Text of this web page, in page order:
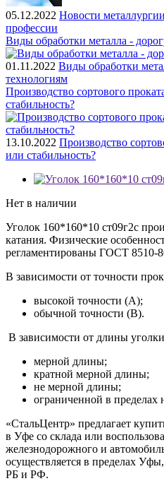
05.12.2022 Новости
профессии
Виды обработки металла -
01.11.2022 Виды обработки
технологиям
Производство сортового
стабильность?
13.10.2022 Производство
или стабильность?
Нет в наличии
Уголок 160*160*10 ст09г2с
катания. Физические
регламентированы ГОСТ 8510-
В зависимости от точности
высокой точности (А);
обычной точности (В).
В зависимости от длины
мерной длины;
кратной мерной длины;
не мерной длины;
ограниченной в
«СтальЦентр» предлагает
в Уфе со склада или
железнодорожного и
осуществляется в пределах
РБ и РФ.